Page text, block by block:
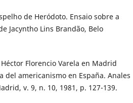
de Heródoto. Ensaio sobre a
Jacyntho Lins Brandão, Belo
Héctor Florencio Varela en Madrid
del americanismo en España. Anales
v. 9, n. 10, 1981, p. 127-139.